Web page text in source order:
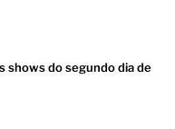
shows do segundo dia de